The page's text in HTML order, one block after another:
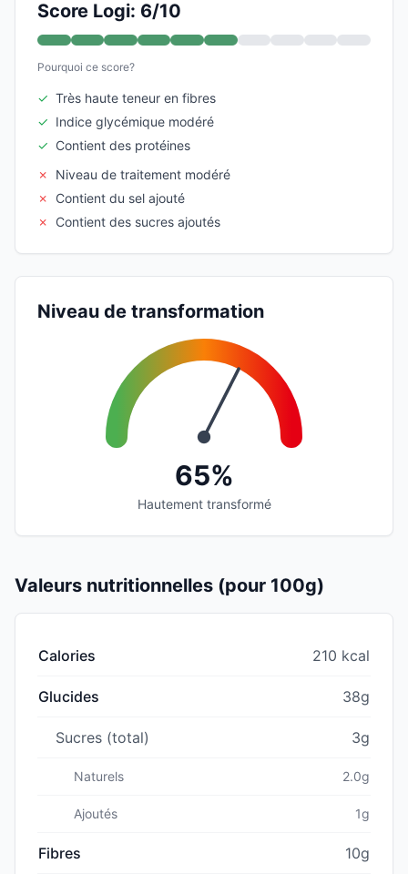
Score Logi: 6/10
Pourquoi ce score?
✓ Très haute teneur en fibres
✓ Indice glycémique modéré
✓ Contient des protéines
✗
Niveau de traitement modéré
✗
Contient du sel ajouté
✗
Contient des sucres ajoutés
Niveau de transformation
65%
Hautement transformé
Valeurs nutritionnelles (pour 100g)
Calories 210 kcal
Glucides 38g
Sucres (total) 3g
Naturels 2.0g
Ajoutés 1g
Fibres 10g